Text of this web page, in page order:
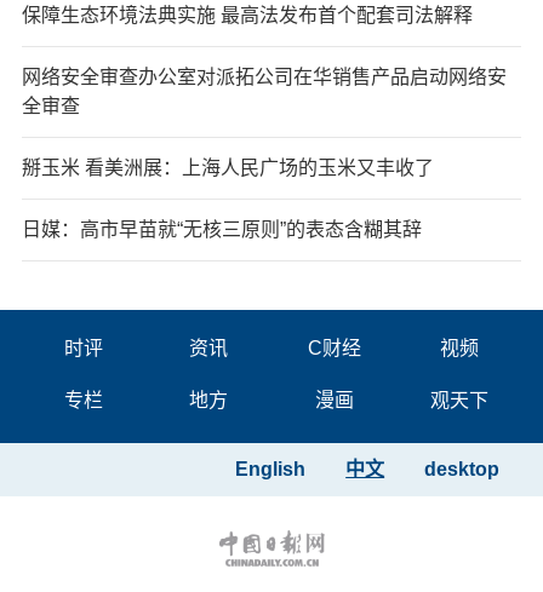
保障生态环境法典实施 最高法发布首个配套司法解释
网络安全审查办公室对派拓公司在华销售产品启动网络安
全审查
掰玉米 看美洲展：上海人民广场的玉米又丰收了
日媒：高市早苗就“无核三原则”的表态含糊其辞
时评 资讯 C财经 视频
专栏 地方 漫画 观天下
desktop
中文
English